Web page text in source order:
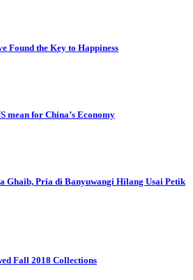
Found the Key to Happiness
mean for China’s Economy
Ghaib, Pria di Banyuwangi Hilang Usai Petik
Fall 2018 Collections